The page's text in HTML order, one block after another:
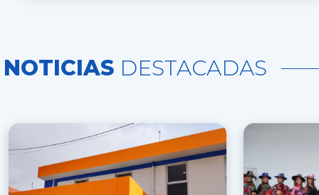
NOTICIAS DESTACADAS